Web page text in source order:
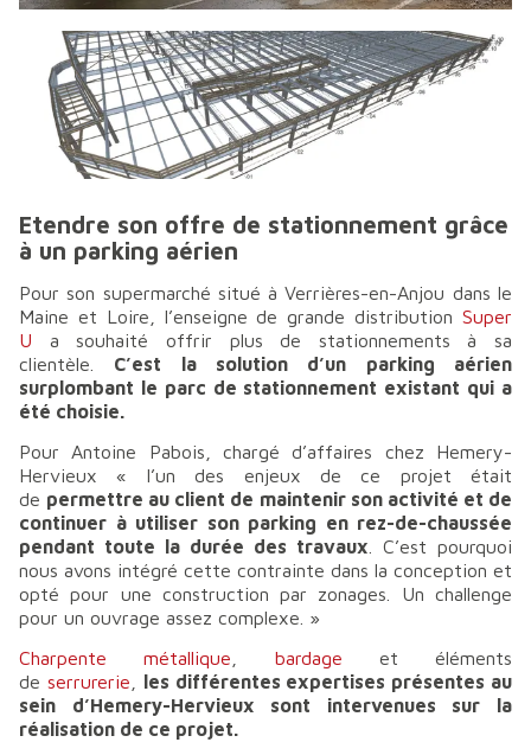
Etendre son offre de stationnement grâce
à un parking aérien
Pour son supermarché situé à Verrières-en-Anjou dans le
Maine et Loire, l’enseigne de grande distribution Super
U a souhaité offrir plus de stationnements à sa
clientèle. C’est la solution d’un parking aérien
surplombant le parc de stationnement existant qui a
été choisie.
Pour Antoine Pabois, chargé d’affaires chez Hemery-
Hervieux « l’un des enjeux de ce projet était
de permettre au client de maintenir son activité et de
continuer à utiliser son parking en rez-de-chaussée
pendant toute la durée des travaux . C’est pourquoi
nous avons intégré cette contrainte dans la conception et
opté pour une construction par zonages. Un challenge
pour un ouvrage assez complexe. »
Charpente métallique
bardage et éléments
de serrurerie
les différentes expertises présentes au
sein d’Hemery-Hervieux sont intervenues sur la
réalisation de ce projet.